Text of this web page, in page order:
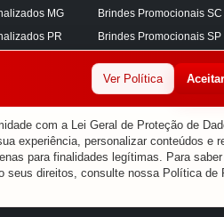
MG
PR
SP
Brindes Promocionais SC
Brindes Promocionais SP
Brindes Promocionais CE
Brindes Promocionais ES
Ver Política
com a Lei Geral de Proteção de
experiência, personalizar conteúdos e
para finalidades legítimas. Para saber
seus direitos, consulte nossa Política de